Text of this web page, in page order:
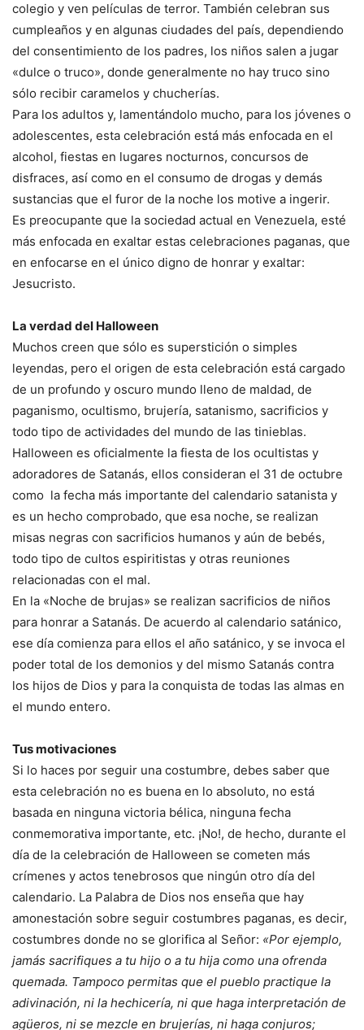
colegio y ven películas de terror. También celebran sus
cumpleaños y en algunas ciudades del país, dependiendo
del consentimiento de los padres, los niños salen a jugar
«dulce o truco», donde generalmente no hay truco sino
sólo recibir caramelos y chucherías.
Para los adultos y, lamentándolo mucho, para los jóvenes o
adolescentes, esta celebración está más enfocada en el
alcohol, fiestas en lugares nocturnos, concursos de
disfraces, así como en el consumo de drogas y demás
sustancias que el furor de la noche los motive a ingerir.
Es preocupante que la sociedad actual en Venezuela, esté
más enfocada en exaltar estas celebraciones paganas, que
en enfocarse en el único digno de honrar y exaltar:
Jesucristo.
La verdad del Halloween
Muchos creen que sólo es superstición o simples
leyendas, pero el origen de esta celebración está cargado
de un profundo y oscuro mundo lleno de maldad, de
paganismo, ocultismo, brujería, satanismo, sacrificios y
todo tipo de actividades del mundo de las tinieblas.
Halloween es oficialmente la fiesta de los ocultistas y
adoradores de Satanás, ellos consideran el 31 de octubre
como la fecha más importante del calendario satanista y
es un hecho comprobado, que esa noche, se realizan
misas negras con sacrificios humanos y aún de bebés,
todo tipo de cultos espiritistas y otras reuniones
relacionadas con el mal.
En la «Noche de brujas» se realizan sacrificios de niños
para honrar a Satanás. De acuerdo al calendario satánico,
ese día comienza para ellos el año satánico, y se invoca el
poder total de los demonios y del mismo Satanás contra
los hijos de Dios y para la conquista de todas las almas en
el mundo entero.
Tus motivaciones
Si lo haces por seguir una costumbre, debes saber que
esta celebración no es buena en lo absoluto, no está
basada en ninguna victoria bélica, ninguna fecha
conmemorativa importante, etc. ¡No!, de hecho, durante el
día de la celebración de Halloween se cometen más
crímenes y actos tenebrosos que ningún otro día del
calendario. La Palabra de Dios nos enseña que hay
amonestación sobre seguir costumbres paganas, es decir,
costumbres donde no se glorifica al Señor: «Por ejemplo,
jamás sacrifiques a tu hijo o a tu hija como una ofrenda
quemada. Tampoco permitas que el pueblo practique la
adivinación, ni la hechicería, ni que haga interpretación de
agüeros, ni se mezcle en brujerías, ni haga conjuros;